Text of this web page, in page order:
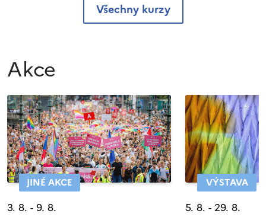
Všechny kurzy
Akce
JINÉ AKCE
3. 8. - 9. 8.
VÝSTAVA
5. 8. - 29. 8.